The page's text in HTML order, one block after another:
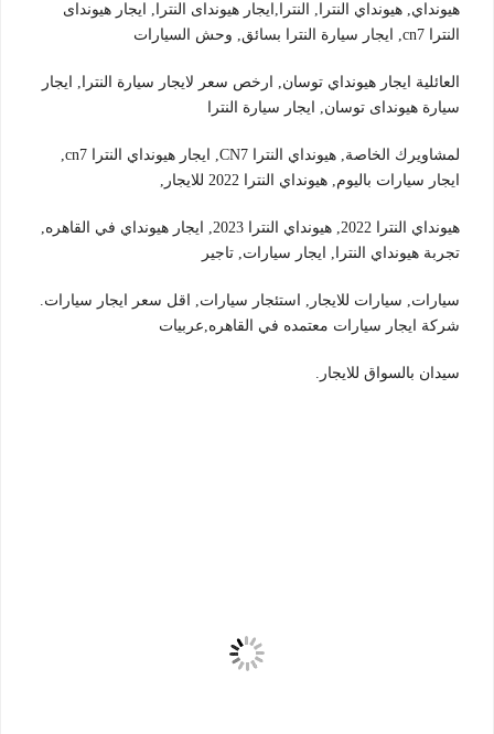
هيونداي, هيونداي النترا, النترا,ايجار هيونداى النترا, ايجار هيونداى
النترا cn7, ايجار سيارة النترا بسائق, وحش السيارات
العائلية ايجار هيونداي توسان, ارخص سعر لايجار سيارة النترا, ايجار
سيارة هيونداى توسان, ايجار سيارة النترا
لمشاويرك الخاصة, هيونداي النترا CN7, ايجار هيونداي النترا cn7,
ايجار سيارات باليوم, هيونداي النترا 2022 للايجار,
هيونداي النترا 2022, هيونداي النترا 2023, ايجار هيونداي في القاهره,
تجربة هيونداي النترا, ايجار سيارات, تاجير
سيارات, سيارات للايجار, استئجار سيارات, اقل سعر ايجار سيارات.
شركة ايجار سيارات معتمده في القاهره,عربيات
سيدان بالسواق للايجار.